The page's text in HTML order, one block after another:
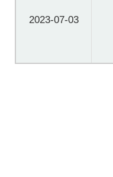
2023-07-03